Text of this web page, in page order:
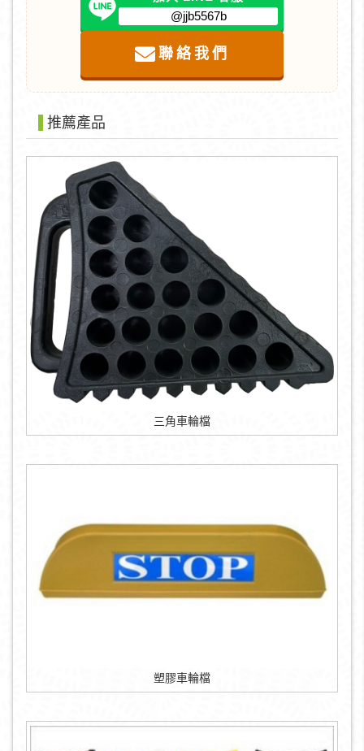
@jjb5567b
聯絡我們
推薦產品
三角車輪檔
塑膠車輪檔